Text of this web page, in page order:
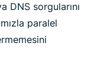
DNS sorgularını
paralel